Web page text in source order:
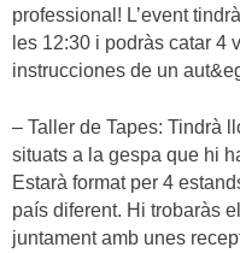
professional! L’event
les 12:30 i podràs catar 4
instrucciones de un
– Taller de Tapes: Tindrà
situats a la gespa que hi
Estarà format per 4
país diferent. Hi trobaràs
juntament amb unes